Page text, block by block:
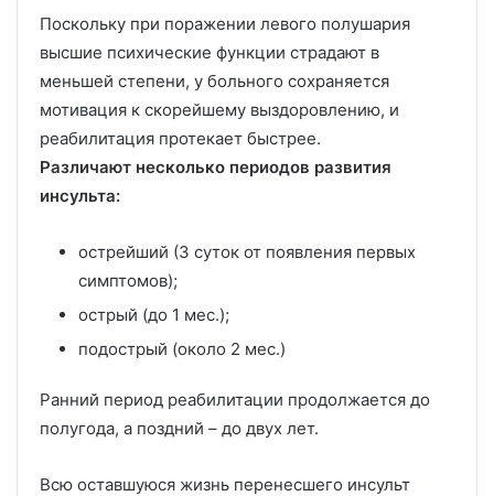
Поскольку при поражении левого полушария
высшие психические функции страдают в
меньшей степени, у больного сохраняется
мотивация к скорейшему выздоровлению, и
реабилитация протекает быстрее.
Различают несколько периодов развития
инсульта:
острейший (3 суток от появления первых
симптомов);
острый (до 1 мес.);
подострый (около 2 мес.)
Ранний период реабилитации продолжается до
полугода, а поздний – до двух лет.
Всю оставшуюся жизнь перенесшего инсульт